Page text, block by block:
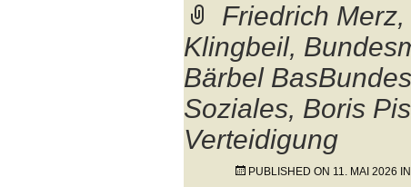
Friedrich
Klingbeil,
Bärbel
Soziales, Boris
Verteidigung
PUBLISHED ON 11. MAI 2026 IN